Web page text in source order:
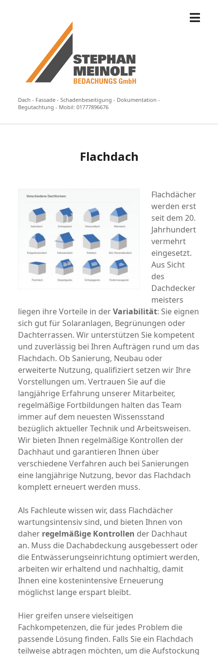
Bedachungs
Würselen
Dach - Fassade - Schadenbeseitigung - Dokumentation -
Begutachtung - Mobil: 01777896676
Menü
Flachdach
Flachdächer
werden erst
seit dem 20.
Jahrhundert
vermehrt
eingesetzt.
Aus Sicht
des
Dachdecker
meisters
liegen ihre Vorteile in derVariabilität: Sie eignen
sich gut für Solaranlagen, Begrünungen oder
Dachterrassen. Wir unterstützen Sie kompetent
und zuverlässig bei Ihren Aufträgen rund um das
Flachdach. Ob Sanierung, Neubau oder
erweiterte Nutzung, qualifiziert setzen wir Ihre
Vorstellungen um. Vertrauen Sie auf die
langjährige Erfahrung unserer Mitarbeiter,
regelmäßige Fortbildungen halten das Team
immer auf dem neuesten Wissensstand
bezüglich aktueller Technik und Arbeitsweisen.
Wir bieten Ihnen regelmäßige Kontrollen der
Dachhaut und garantieren Ihnen über
verschiedene Verfahren auch bei Sanierungen
eine langjährige Nutzung, bevor das Flachdach
komplett erneuert werden muss.
Als Fachleute wissen wir, dass Flachdächer
wartungsintensiv sind, und bieten Ihnen von
daher regelmäßige Kontrollen der Dachhaut
an. Muss die Dachabdeckung ausgebessert oder
die Entwässerungseinrichtung optimiert werden,
arbeiten wir erhaltend und nachhaltig, damit
Ihnen eine kostenintensive Erneuerung
möglichst lange erspart bleibt.
Hier greifen unsere vielseitigen
Fachkompetenzen, die für jedes Problem die
passende Lösung finden. Falls Sie ein Flachdach
teilweise abtragen möchten, um die Aufstockung